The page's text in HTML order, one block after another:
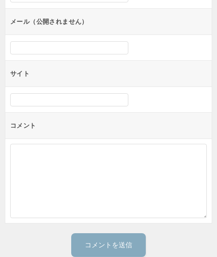
ョ
ンメール（公開されません）
サイト
コメント